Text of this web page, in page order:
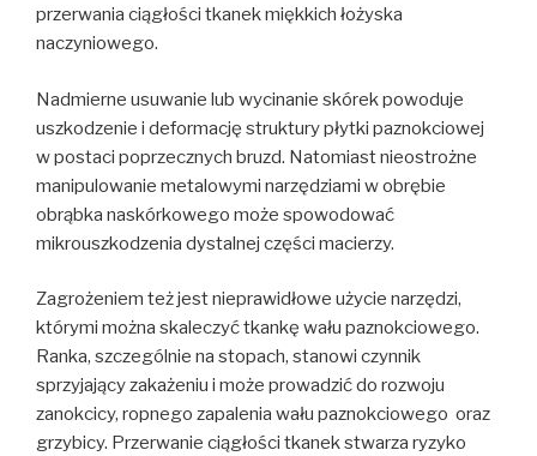
przerwania ciągłości tkanek miękkich łożyska
naczyniowego.
Nadmierne usuwanie lub wycinanie skórek powoduje
uszkodzenie i deformację struktury płytki paznokciowej
w postaci poprzecznych bruzd. Natomiast nieostrożne
manipulowanie metalowymi narzędziami w obrębie
obrąbka naskórkowego może spowodować
mikrouszkodzenia dystalnej części macierzy.
Zagrożeniem też jest nieprawidłowe użycie narzędzi,
którymi można skaleczyć tkankę wału paznokciowego.
Ranka, szczególnie na stopach, stanowi czynnik
sprzyjający zakażeniu i może prowadzić do rozwoju
zanokcicy, ropnego zapalenia wału paznokciowego oraz
grzybicy. Przerwanie ciągłości tkanek stwarza ryzyko